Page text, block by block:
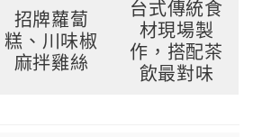
招牌蘿蔔
糕、川味椒
麻拌雞絲
台式傳統食
材現場製
作，搭配茶
飲最對味